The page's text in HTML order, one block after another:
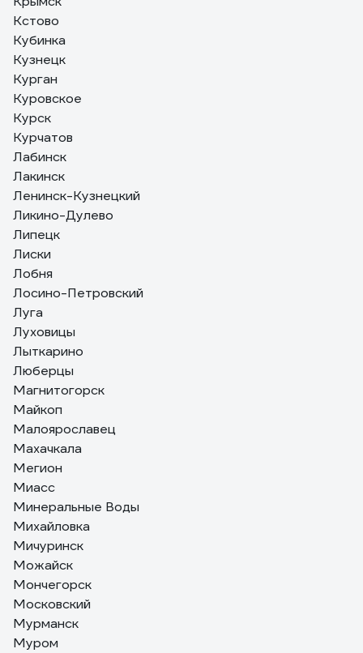
Кстово
Кубинка
Кузнецк
Курган
Куровское
Курск
Курчатов
Лабинск
Лакинск
Ленинск-Кузнецкий
Ликино-Дулево
Липецк
Лиски
Лобня
Лосино-Петровский
Луга
Луховицы
Лыткарино
Люберцы
Магнитогорск
Майкоп
Малоярославец
Махачкала
Мегион
Миасс
Минеральные Воды
Михайловка
Мичуринск
Можайск
Мончегорск
Московский
Мурманск
Муром